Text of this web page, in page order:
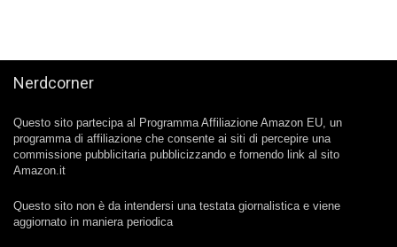
Nerdcorner
Questo sito partecipa al Programma Affiliazione Amazon EU, un
programma di affiliazione che consente ai siti di percepire una
commissione pubblicitaria pubblicizzando e fornendo link al sito
Amazon.it
Questo sito non è da intendersi una testata giornalistica e viene
aggiornato in maniera periodica